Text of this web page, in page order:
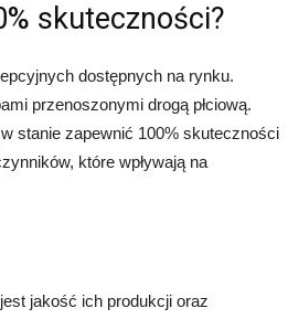
skuteczności?
dostępnych na rynku.
przenoszonymi drogą płciową.
stanie zapewnić 100% skuteczności
które wpływają na
jakość ich produkcji oraz